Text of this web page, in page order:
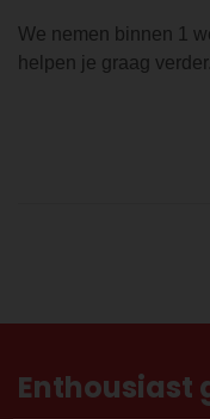
We nemen binnen 1
helpen je graag verder.
Enthousiast